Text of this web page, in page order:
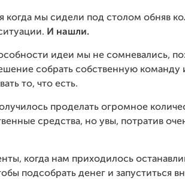
когда мы сидели под столом обняв
И нашли.
идеи мы не сомневались,
собрать собственную команду
то, что есть.
проделать огромное
средства, но увы, потратив
когда нам приходилось
подсобрать денег и запуститься